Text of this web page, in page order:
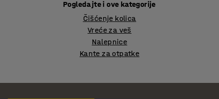
Pogledajte i ove kategorije
Čišćenje kolica
Vreće za veš
Nalepnice
Kante za otpatke